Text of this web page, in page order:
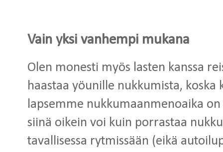
Vain yksi vanhempi mukana
Olen monesti myös lasten kanssa
haastaa yöunille nukkumista, koska
lapsemme nukkumaanmenoaika
siinä oikein voi kuin porrastaa
tavallisessa rytmissään (eikä